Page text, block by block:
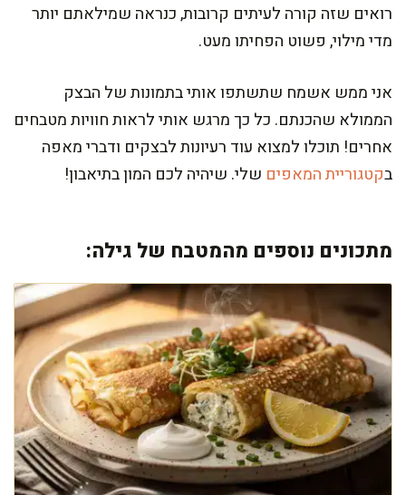
רואים שזה קורה לעיתים קרובות, כנראה שמילאתם יותר
מדי מילוי, פשוט הפחיתו מעט.
אני ממש אשמח שתשתפו אותי בתמונות של הבצק
הממולא שהכנתם. כל כך מרגש אותי לראות חוויות מטבחים
אחרים! תוכלו למצוא עוד רעיונות לבצקים ודברי מאפה
בקטגוריית המאפים שלי. שיהיה לכם המון בתיאבון!
מתכונים נוספים מהמטבח של גילה: